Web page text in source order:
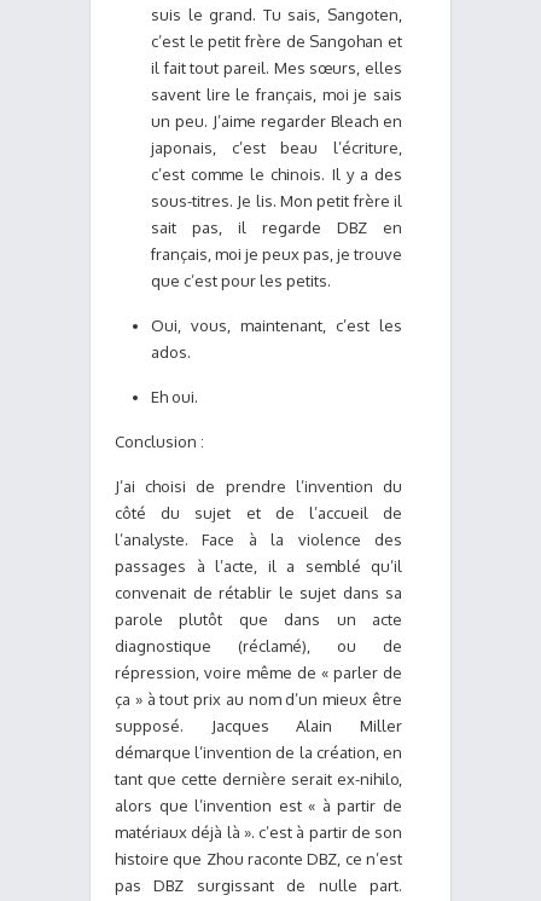
suis le grand. Tu sais, Sangoten,
c’est le petit frère de Sangohan et
il fait tout pareil. Mes sœurs, elles
savent lire le français, moi je sais
un peu. J’aime regarder Bleach en
japonais, c’est beau l’écriture,
c’est comme le chinois. Il y a des
sous-titres. Je lis. Mon petit frère il
sait pas, il regarde DBZ en
français, moi je peux pas, je trouve
que c’est pour les petits.
Oui, vous, maintenant, c’est les
ados.
Eh oui.
Conclusion :
J’ai choisi de prendre l’invention du
côté du sujet et de l’accueil de
l’analyste. Face à la violence des
passages à l’acte, il a semblé qu’il
convenait de rétablir le sujet dans sa
parole plutôt que dans un acte
diagnostique (réclamé), ou de
répression, voire même de « parler de
ça » à tout prix au nom d’un mieux être
supposé. Jacques Alain Miller
démarque l’invention de la création, en
tant que cette dernière serait ex-nihilo,
alors que l’invention est « à partir de
matériaux déjà là ». c’est à partir de son
histoire que Zhou raconte DBZ, ce n’est
pas DBZ surgissant de nulle part.